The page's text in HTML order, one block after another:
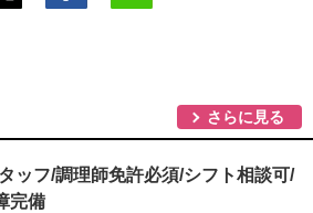
さらに見る
ッフ/調理師免許必須/シフト相談可/
完備